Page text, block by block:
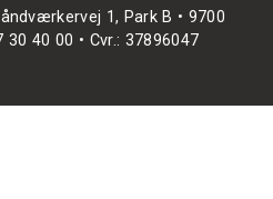
1, Park B • 9700
30 40 00 • Cvr.: 37896047